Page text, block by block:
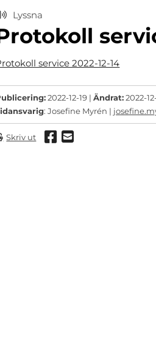
Lyssna
service 2022-12-14
2022-12-19 |Ändrat:2022-
: Josefine Myrén |
Skriv ut Dela via
Dela via mail